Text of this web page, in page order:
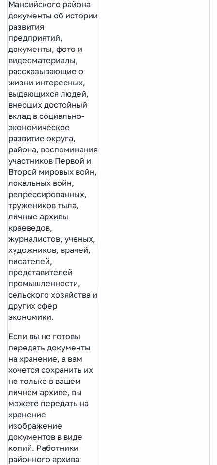
Мансийского района
документы об истории
развития
предприятий,
документы, фото и
видеоматериалы,
рассказывающие о
жизни интересных,
выдающихся людей,
внесших достойный
вклад в социально-
экономическое
развитие округа,
района, воспоминания
участников Первой и
Второй мировых войн,
локальных войн,
репрессированных,
тружеников тыла,
личные архивы
краеведов,
журналистов, ученых,
художников, врачей,
писателей,
представителей
промышленности,
сельского хозяйства и
других сфер
экономики.
Если вы не готовы
передать документы
на хранение, а вам
хочется сохранить их
не только в вашем
личном архиве, вы
можете передать на
хранение
изображение
документов в виде
копий. Работники
районного архива